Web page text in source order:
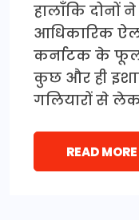
हालाँकि दोनों
आधिकारिक
कर्नाटक के
कुछ और ही
गलियारों से
READ MORE